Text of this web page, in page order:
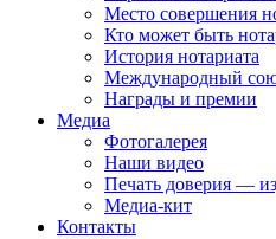
Место совершения
Кто может быть
История нотариата
Международный
Награды и премии
Медиа
Фотогалерея
Наши видео
Печать доверия —
Медиа-кит
Контакты